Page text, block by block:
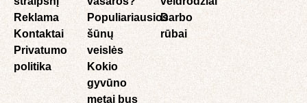
Reklama
Kontaktai
Privatumo
politika
Populiariausios
šūnų
veislės
Kokio
gyvūno
metai bus
Darbo
rūbai